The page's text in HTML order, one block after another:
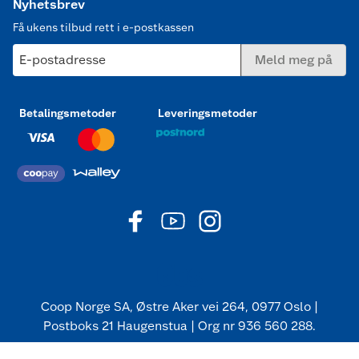
Nyhetsbrev
Få ukens tilbud rett i e-postkassen
E-postadresse Meld meg på
Betalingsmetoder Leveringsmetoder
Coop Norge SA, Østre Aker vei 264, 0977 Oslo |
Postboks 21 Haugenstua | Org nr 936 560 288.